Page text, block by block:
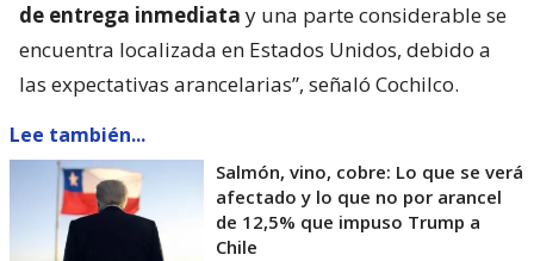
de entrega inmediata y una parte considerable se
encuentra localizada en Estados Unidos, debido a
las expectativas arancelarias”, señaló Cochilco.
Lee también...
Salmón, vino, cobre: Lo que se verá
afectado y lo que no por arancel
de 12,5% que impuso Trump a
Chile